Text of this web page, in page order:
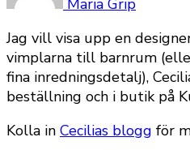
Maria Grip
Jag vill visa upp en
vimplarna till barnrum
fina inredningsdetalj),
beställning och i butik på
Kolla in Cecilias blogg för